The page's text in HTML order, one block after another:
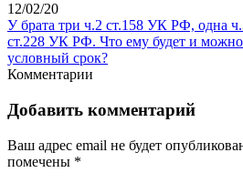
12/02/20
У брата три ч.2 ст.158 УК РФ, одна
ст.228 УК РФ. Что ему будет и
условный срок?
Комментарии
Добавить комментарий
Ваш адрес email не будет
помечены *